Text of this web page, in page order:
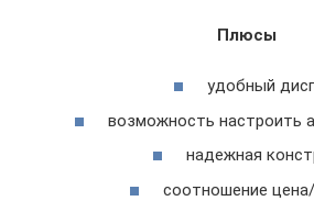
Плюсы
удобный
возможность настроить
надежная
соотношение